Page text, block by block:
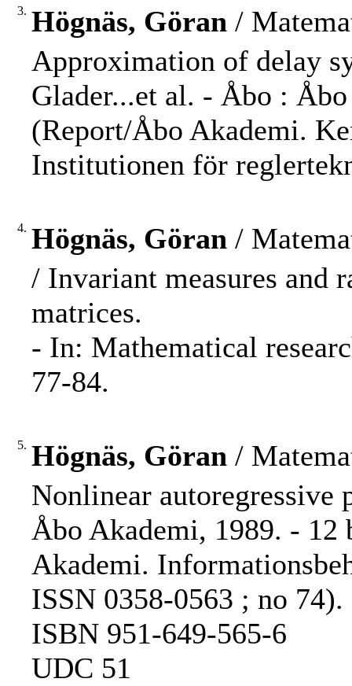
3. Högnäs, Göran /
Approximation of delay
Glader...et al. - Åbo :
(Report/Åbo Akademi.
Institutionen för
4. Högnäs, Göran /
/ Invariant measures and
matrices.
- In: Mathematical
77-84.
5. Högnäs, Göran /
Nonlinear autoregressive
Åbo Akademi, 1989. -
Akademi.
ISSN 0358-0563 ; no 74).
ISBN 951-649-565-6
UDC 51